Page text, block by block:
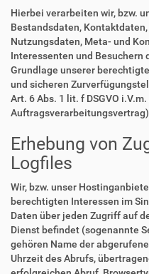
Hierbei verarbeiten wir, bzw.
Bestandsdaten,
Nutzungsdaten, Meta- und
Interessenten und Besuchern
Grundlage unserer
und sicheren
Art. 6 Abs. 1 lit. f DSGVO
Erhebung von
Logfiles
Wir, bzw. unser
berechtigten Interessen im
Daten über jeden Zugriff auf
Dienst befindet (sogenannte
gehören Name der
Uhrzeit des Abrufs,